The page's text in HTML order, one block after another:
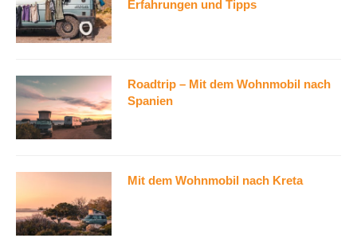
Erfahrungen und Tipps
Roadtrip – Mit dem Wohnmobil nach
Spanien
Mit dem Wohnmobil nach Kreta